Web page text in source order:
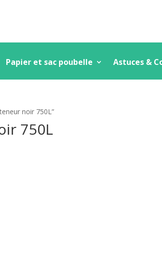
Papier et sac poubelle Astuces &
noir 750L”
750L